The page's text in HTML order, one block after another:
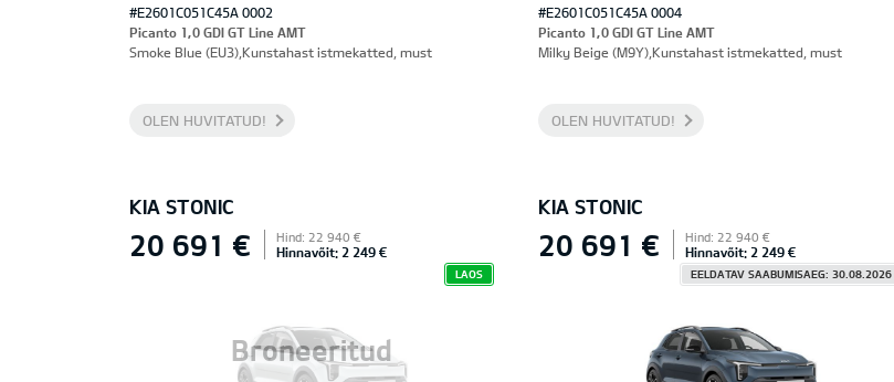
#E2601C051C45A 0002
Picanto 1,0 GDI GT Line AMT
Smoke Blue (EU3),Kunstahast istmekatted, must
OLEN HUVITATUD!
#E2601C051C45A 0004
Picanto 1,0 GDI GT Line AMT
Milky Beige (M9Y),Kunstahast istmekatted, must
OLEN HUVITATUD!
KIA STONIC
Broneeritud
20 691 € Hind: 22 940 €
Hinnavõit: 2 249 €
LAOS
KIA STONIC
20 691 € Hind: 22 940 €
Hinnavõit: 2 249 €
EELDATAV SAABUMISAEG: 30.08.2026